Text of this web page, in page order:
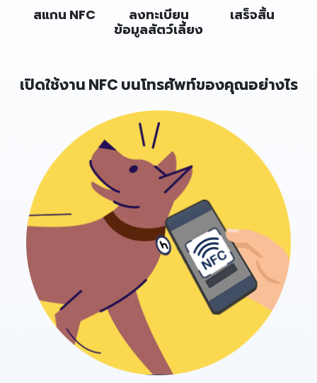
สแกน NFC
ลงทะเบียน
ข้อมูลสัตว์เลี้ยง
เสร็จสิ้น
เปิดใช้งาน NFC บนโทรศัพท์ของคุณอย่างไร